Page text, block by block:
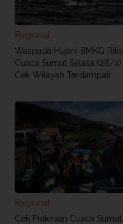
Regional
Waspada Hujan! BMKG Rilis
Cuaca Sumut Selasa (28/4),
Cek Wilayah Terdampak
Regional
Cek Prakiraan Cuaca Sumut